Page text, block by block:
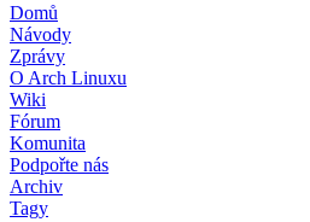
Domů
Návody
Zprávy
O Arch Linuxu
Wiki
Fórum
Komunita
Podpořte nás
Archiv
Tagy